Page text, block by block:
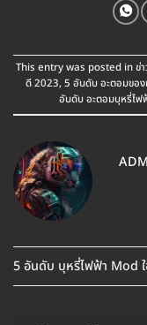
This entry was posted inข่
ดี 2023, 5 อันดับ อะตอมขอ
อันดับ อะตอมบุหรี่ไฟ
5 อันดับ บุหรี่ไฟฟ้า Mod